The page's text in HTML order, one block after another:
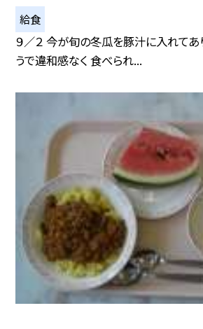
給食
９／２ 今が旬の冬瓜を豚汁に入れてあ
うで違和感なく 食べられ...